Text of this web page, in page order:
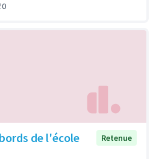
0
de l'école
Retenue